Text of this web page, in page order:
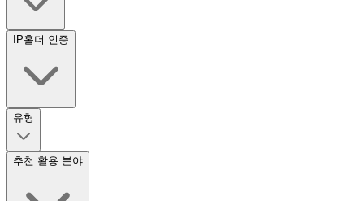
IP홀더 인증
유형
추천 활용 분야